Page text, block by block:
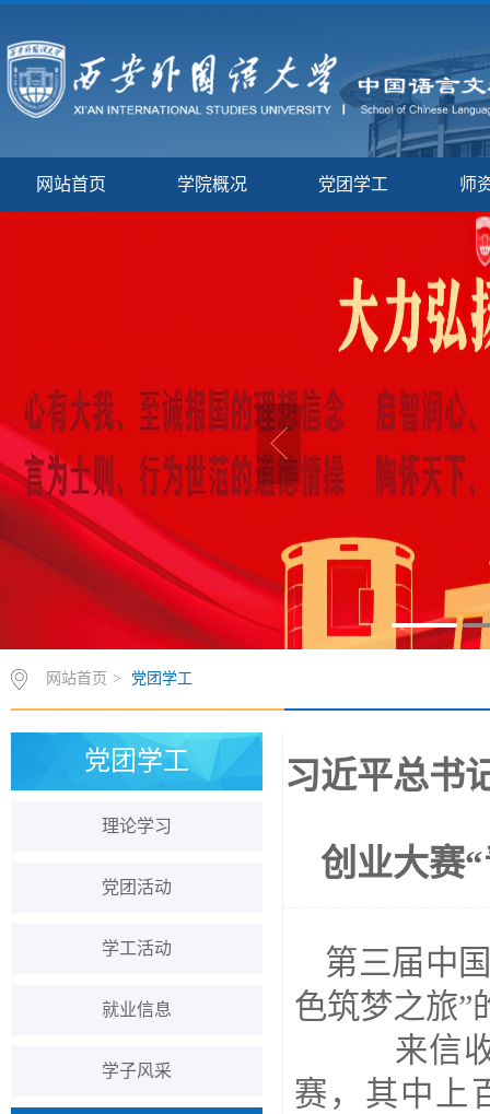
网站首页 学院概况 党团学工 师
网站首页 > 党团学工
党团学工
理论学习
党团活动
学工活动
就业信息
学子风采
习近平总书
创业大赛
第三届中
色筑梦之旅”
来信收
赛，其中上